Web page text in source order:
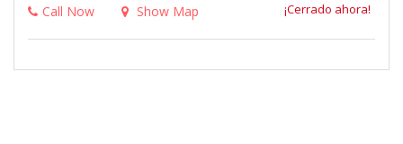
Call Now
Show Map ¡Cerrado ahora!